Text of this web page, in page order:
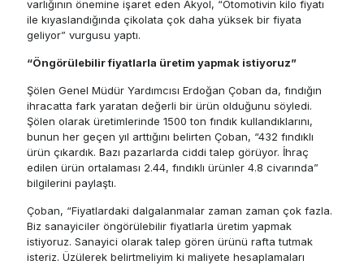
varlığının önemine işaret eden Akyol, “Otomotivin kilo fiyatı
ile kıyaslandığında çikolata çok daha yüksek bir fiyata
geliyor” vurgusu yaptı.
“Öngörülebilir fiyatlarla üretim yapmak istiyoruz”
Şölen Genel Müdür Yardımcısı Erdoğan Çoban da, fındığın
ihracatta fark yaratan değerli bir ürün olduğunu söyledi.
Şölen olarak üretimlerinde 1500 ton fındık kullandıklarını,
bunun her geçen yıl arttığını belirten Çoban, “432 fındıklı
ürün çıkardık. Bazı pazarlarda ciddi talep görüyor. İhraç
edilen ürün ortalaması 2.44, fındıklı ürünler 4.8 civarında”
bilgilerini paylaştı.
Çoban, “Fiyatlardaki dalgalanmalar zaman zaman çok fazla.
Biz sanayiciler öngörülebilir fiyatlarla üretim yapmak
istiyoruz. Sanayici olarak talep gören ürünü rafta tutmak
isteriz. Üzülerek belirtmeliyim ki maliyete hesaplamaları